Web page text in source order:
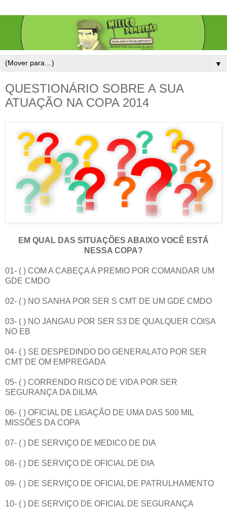
▼
QUESTIONÁRIO SOBRE A SUA
ATUAÇÃO NA COPA 2014
EM QUAL DAS SITUAÇÕES ABAIXO VOCÊ ESTÁ
NESSA COPA?
01- ( ) COM A CABEÇA A PREMIO POR COMANDAR UM
GDE CMDO
02- ( ) NO SANHA POR SER S CMT DE UM GDE CMDO
03- ( ) NO JANGAU POR SER S3 DE QUALQUER COISA
NO EB
04- ( ) SE DESPEDINDO DO GENERALATO POR SER
CMT DE OM EMPREGADA
05- ( ) CORRENDO RISCO DE VIDA POR SER
SEGURANÇA DA DILMA
06- ( ) OFICIAL DE LIGAÇÃO DE UMA DAS 500 MIL
MISSÕES DA COPA
07- ( ) DE SERVIÇO DE MEDICO DE DIA
08- ( ) DE SERVIÇO DE OFICIAL DE DIA
09- ( ) DE SERVIÇO DE OFICIAL DE PATRULHAMENTO
10- ( ) DE SERVIÇO DE OFICIAL DE SEGURANÇA